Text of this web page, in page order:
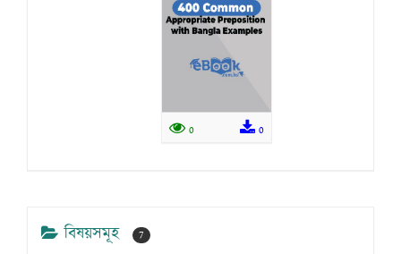
0 0
বিষয়সমূহ 7